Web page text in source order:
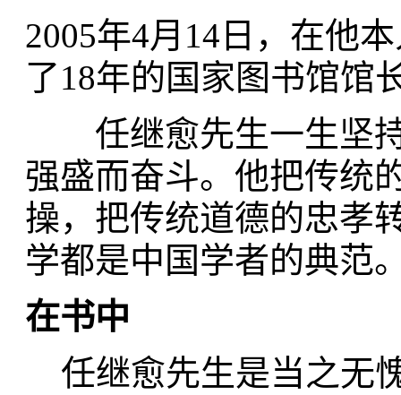
2005年4月14日，在他
了18年的国家图书馆馆
任继愈先生一生坚持
强盛而奋斗。他把传统
操，把传统道德的忠孝
学都是中国学者的典范
在书中
任继愈先生是当之无